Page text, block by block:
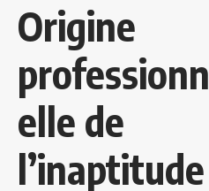
Origine
professionn
elle de
l’inaptitude